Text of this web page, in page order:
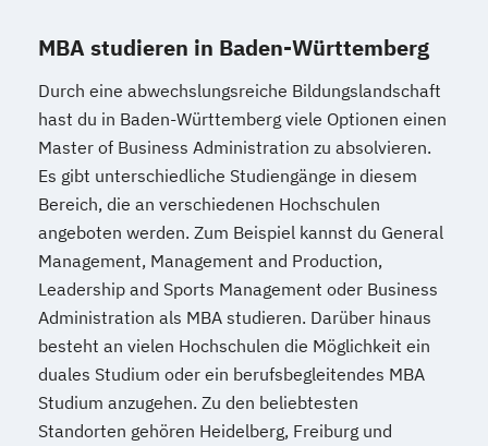
MBA studieren in Baden-Württemberg
Durch eine abwechslungsreiche Bildungslandschaft
hast du in Baden-Württemberg viele Optionen einen
Master of Business Administration zu absolvieren.
Es gibt unterschiedliche Studiengänge in diesem
Bereich, die an verschiedenen Hochschulen
angeboten werden. Zum Beispiel kannst du General
Management, Management and Production,
Leadership and Sports Management oder Business
Administration als MBA studieren. Darüber hinaus
besteht an vielen Hochschulen die Möglichkeit ein
duales Studium oder ein berufsbegleitendes MBA
Studium anzugehen. Zu den beliebtesten
Standorten gehören Heidelberg, Freiburg und